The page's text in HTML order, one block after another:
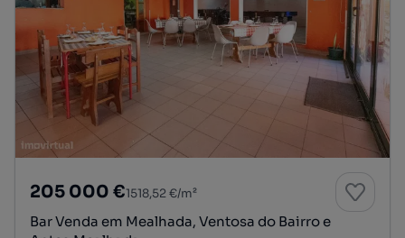
205 000 €1518,52 €/m²
Bar Venda em Mealhada, Ventosa do Bairro e